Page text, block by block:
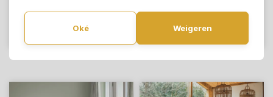
Oké Weigeren
Offerte aanvragen Offerte aanvragen